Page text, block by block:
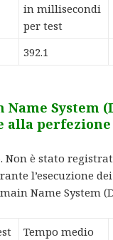
in millisecondi
per test
392.1
Name System
alla perfezione
Non è stato
l’esecuzione
Name System
Tempo medio